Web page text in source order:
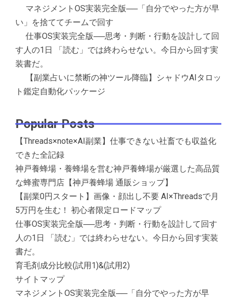
マネジメントOS実装完全版──「自分でやった方が早
い」を捨ててチームで回す
仕事OS実装完全版──思考・判断・行動を設計して回
す人の1日 「読む」では終わらせない。今日から回す実
装書だ。
【副業占いに禁断の神ツール降臨】シャドウAIタロッ
ト鑑定自動化パッケージ
Popular Posts
【Threads×note×AI副業】仕事できない社畜でも収益化
できた全記録
神戸養蜂場・養蜂場を営む神戸養蜂場が厳選した高品質
な蜂蜜専門店【神戸養蜂場 通販ショップ】
【副業0円スタート】画像・顔出し不要 AI×Threadsで月
5万円を生む！ 初心者限定ロードマップ
仕事OS実装完全版──思考・判断・行動を設計して回す
人の1日 「読む」では終わらせない。今日から回す実装
書だ。
育毛剤成分比較(試用1)&(試用2)
サイトマップ
マネジメントOS実装完全版──「自分でやった方が早